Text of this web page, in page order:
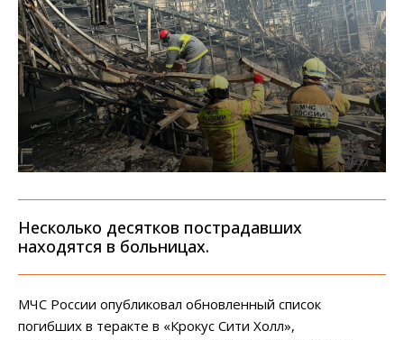
Несколько десятков пострадавших
находятся в больницах.
МЧС России опубликовал обновленный список
погибших в теракте в «Крокус Сити Холл»,